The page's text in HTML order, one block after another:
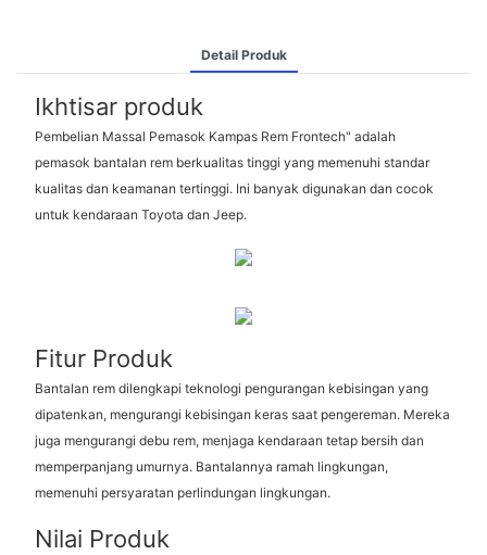
Detail Produk
Ikhtisar produk
Pembelian Massal Pemasok Kampas Rem Frontech" adalah
pemasok bantalan rem berkualitas tinggi yang memenuhi standar
kualitas dan keamanan tertinggi. Ini banyak digunakan dan cocok
untuk kendaraan Toyota dan Jeep.
Fitur Produk
Bantalan rem dilengkapi teknologi pengurangan kebisingan yang
dipatenkan, mengurangi kebisingan keras saat pengereman. Mereka
juga mengurangi debu rem, menjaga kendaraan tetap bersih dan
memperpanjang umurnya. Bantalannya ramah lingkungan,
memenuhi persyaratan perlindungan lingkungan.
Nilai Produk